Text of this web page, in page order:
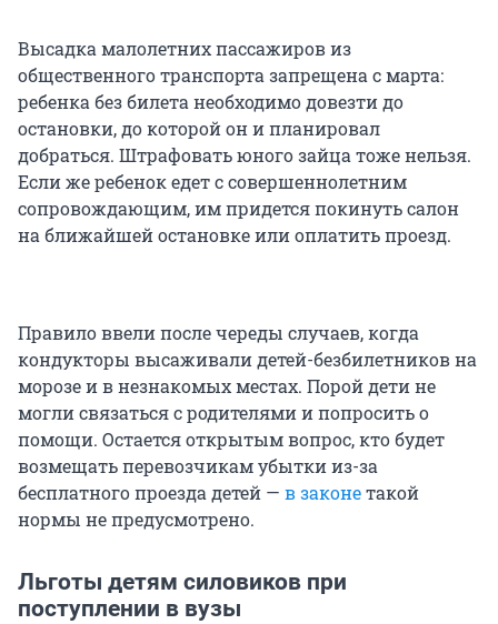
Высадка малолетних пассажиров из
общественного транспорта запрещена с марта:
ребенка без билета необходимо довезти до
остановки, до которой он и планировал
добраться. Штрафовать юного зайца тоже нельзя.
Если же ребенок едет с совершеннолетним
сопровождающим, им придется покинуть салон
на ближайшей остановке или оплатить проезд.
Правило ввели после череды случаев, когда
кондукторы высаживали детей-безбилетников на
морозе и в незнакомых местах. Порой дети не
могли связаться с родителями и попросить о
помощи. Остается открытым вопрос, кто будет
возмещать перевозчикам убытки из-за
бесплатного проезда детей — в законетакой
нормы не предусмотрено.
Льготы детям силовиков при
поступлении в вузы